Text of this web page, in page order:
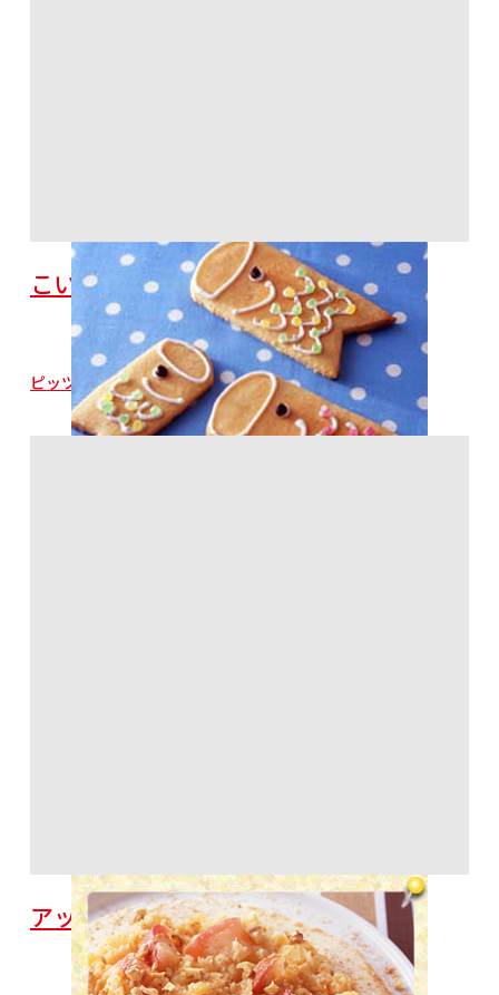
こいのぼりクッキー
ピッツァミックス
アップルスイートポテトピザ